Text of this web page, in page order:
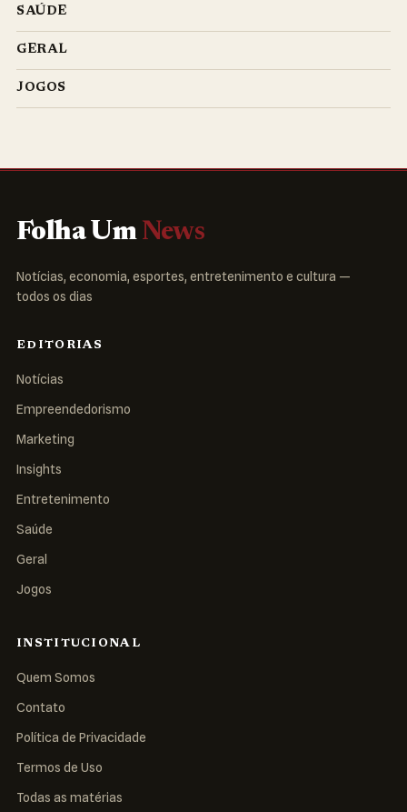
SAÚDE
GERAL
JOGOS
Folha Um News
Notícias, economia, esportes, entretenimento e cultura —
todos os dias
EDITORIAS
Notícias
Empreendedorismo
Marketing
Insights
Entretenimento
Saúde
Geral
Jogos
INSTITUCIONAL
Quem Somos
Contato
Política de Privacidade
Termos de Uso
Todas as matérias